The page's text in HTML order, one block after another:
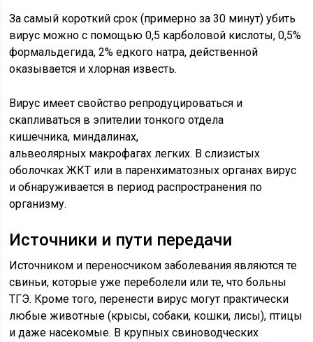
За самый короткий срок (примерно за 30 минут) убить
вирус можно с помощью 0,5 карболовой кислоты, 0,5%
формальдегида, 2% едкого натра, действенной
оказывается и хлорная известь.
Вирус имеет свойство репродуцироваться и
скапливаться в эпителии тонкого отдела
кишечника, миндалинах,
альвеолярных макрофагах легких. В слизистых
оболочках ЖКТ или в паренхиматозных органах вирус
и обнаруживается в период распространения по
организму.
Источники и пути передачи
Источником и переносчиком заболевания являются те
свиньи, которые уже переболели или те, что больны
ТГЭ. Кроме того, перенести вирус могут практически
любые животные (крысы, собаки, кошки, лисы), птицы
и даже насекомые. В крупных свиноводческих